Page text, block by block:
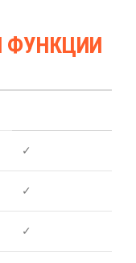
ФУНКЦИИ
✓
✓
✓